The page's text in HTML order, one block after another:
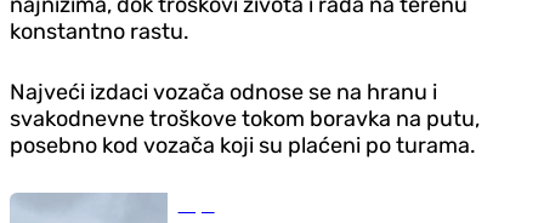
najnižima, dok troškovi života i rada na terenu
konstantno rastu.
Najveći izdaci vozača odnose se na hranu i
svakodnevne troškove tokom boravka na putu,
posebno kod vozača koji su plaćeni po turama.